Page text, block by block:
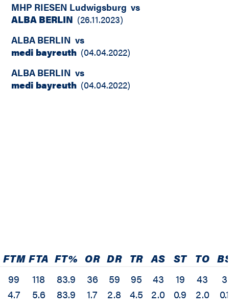
MHP RIESEN Ludwigsburg vs
ALBA BERLIN (26.11.2023)
ALBA BERLIN vs
medi bayreuth (04.04.2022)
ALBA BERLIN vs
medi bayreuth (04.04.2022)
FTM FTA FT% OR DR TR AS ST TO BS
99
4.7
118
5.6
83.9
83.9
36
1.7
59
2.8
95
4.5
43
2.0
19
0.9
43
2.0
3
0.1